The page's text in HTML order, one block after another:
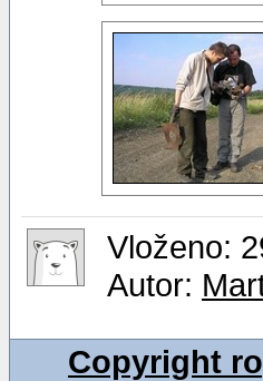
Vloženo:
Autor:
Copyright